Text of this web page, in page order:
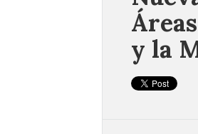
y la